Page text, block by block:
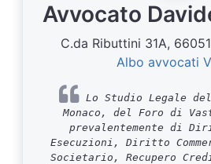
Avvocato
C.da Ributtini 31A,
Albo avvocati
Lo Studio Legale
Monaco, del Foro di
prevalentemente di
Esecuzioni, Diritto
Societario, Recupero